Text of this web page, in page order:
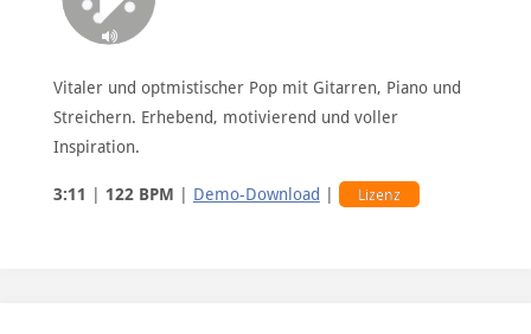
Vitaler und optmistischer Pop mit Gitarren, Piano und
Streichern. Erhebend, motivierend und voller
Inspiration.
3:11 | 122 BPM | Demo-Download | Lizenz